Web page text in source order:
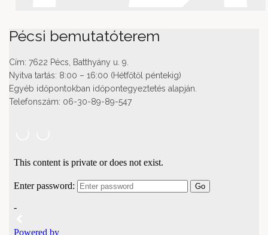
Pécsi bemutatóterem
Cím: 7622 Pécs, Batthyány u. 9.
Nyitva tartás: 8:00 – 16:00 (Hétfőtől péntekig)
Egyéb időpontokban időpontegyeztetés alapján.
Telefonszám: 06-30-89-89-547